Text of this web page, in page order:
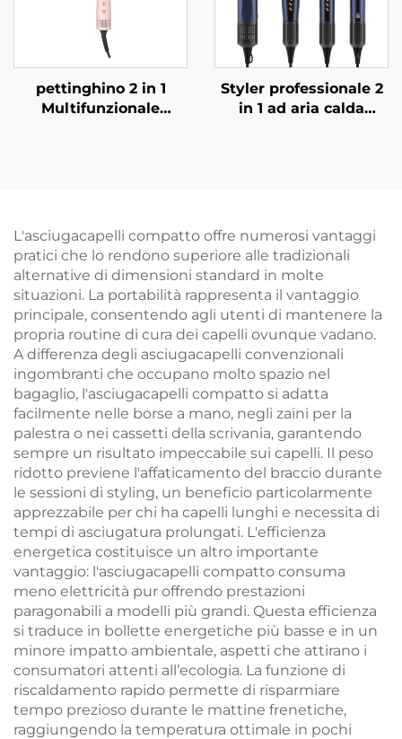
pettinghino 2 in 1
Multifunzionale
Volumizzante
Styler professionale 2
in 1 ad aria calda
di piastra
L'asciugacapelli compatto offre numerosi vantaggi
pratici che lo rendono superiore alle tradizionali
alternative di dimensioni standard in molte
situazioni. La portabilità rappresenta il vantaggio
principale, consentendo agli utenti di mantenere la
propria routine di cura dei capelli ovunque vadano.
A differenza degli asciugacapelli convenzionali
ingombranti che occupano molto spazio nel
bagaglio, l'asciugacapelli compatto si adatta
facilmente nelle borse a mano, negli zaini per la
palestra o nei cassetti della scrivania, garantendo
sempre un risultato impeccabile sui capelli. Il peso
ridotto previene l'affaticamento del braccio durante
le sessioni di styling, un beneficio particolarmente
apprezzabile per chi ha capelli lunghi e necessita di
tempi di asciugatura prolungati. L'efficienza
energetica costituisce un altro importante
vantaggio: l'asciugacapelli compatto consuma
meno elettricità pur offrendo prestazioni
paragonabili a modelli più grandi. Questa efficienza
si traduce in bollette energetiche più basse e in un
minore impatto ambientale, aspetti che attirano i
consumatori attenti all’ecologia. La funzione di
riscaldamento rapido permette di risparmiare
tempo prezioso durante le mattine frenetiche,
raggiungendo la temperatura ottimale in pochi